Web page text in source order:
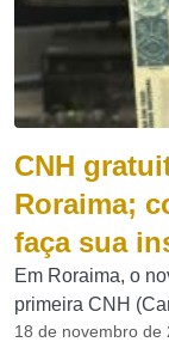
CNH
Roraima;
faça sua
Em Roraima, o
primeira CNH
18 de novembro de